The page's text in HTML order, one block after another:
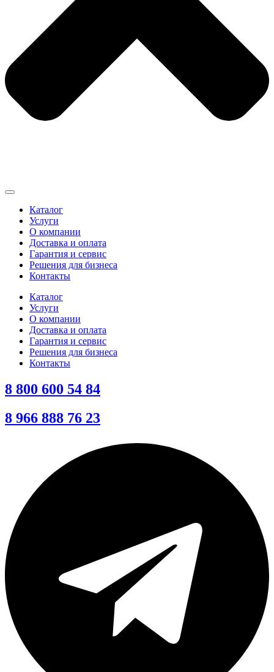
Каталог
Услуги
О компании
Доставка и оплата
Гарантия и сервис
Решения для бизнеса
Контакты
Каталог
Услуги
О компании
Доставка и оплата
Гарантия и сервис
Решения для бизнеса
Контакты
8 800 600 54 84
8 966 888 76 23